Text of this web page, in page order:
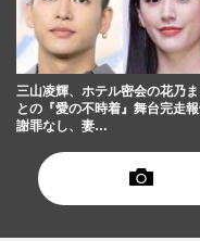
三山凌輝、ホテル密会の花乃
との『愛の不時着』舞台完走
謝罪なし、妻…